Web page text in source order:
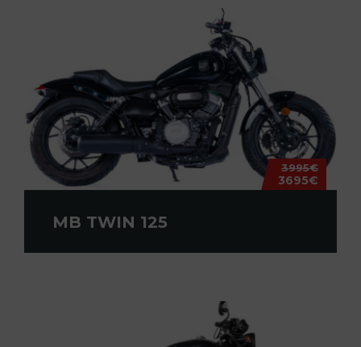
3995€
3695€
MB TWIN 125